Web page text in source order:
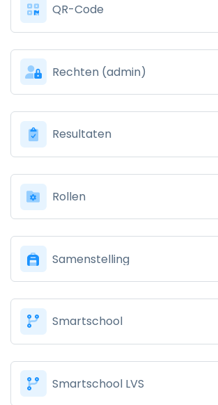
QR-Code
Rechten (admin)
Resultaten
Rollen
Samenstelling
Smartschool
Smartschool LVS